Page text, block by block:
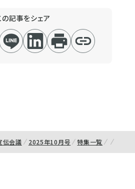
の記事をシェア
伝会議 2025年10月号 特集一覧